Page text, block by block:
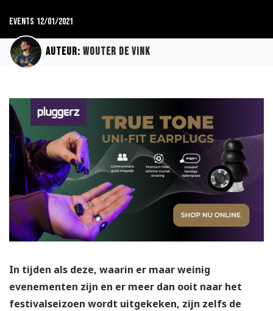
Events 12/01/2021
Auteur: Wouter de Vink
In tijden als deze, waarin er maar weinig
evenementen zijn en er meer dan ooit naar het
festivalseizoen wordt uitgekeken, zijn zelfs de